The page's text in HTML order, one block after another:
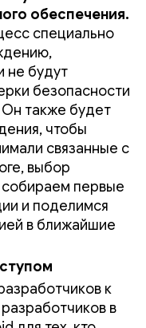
обеспечения.
специально
не будут
безопасности
также будет
чтобы
связанные с
выбор
первые
и поделимся
в ближайшие
к
в